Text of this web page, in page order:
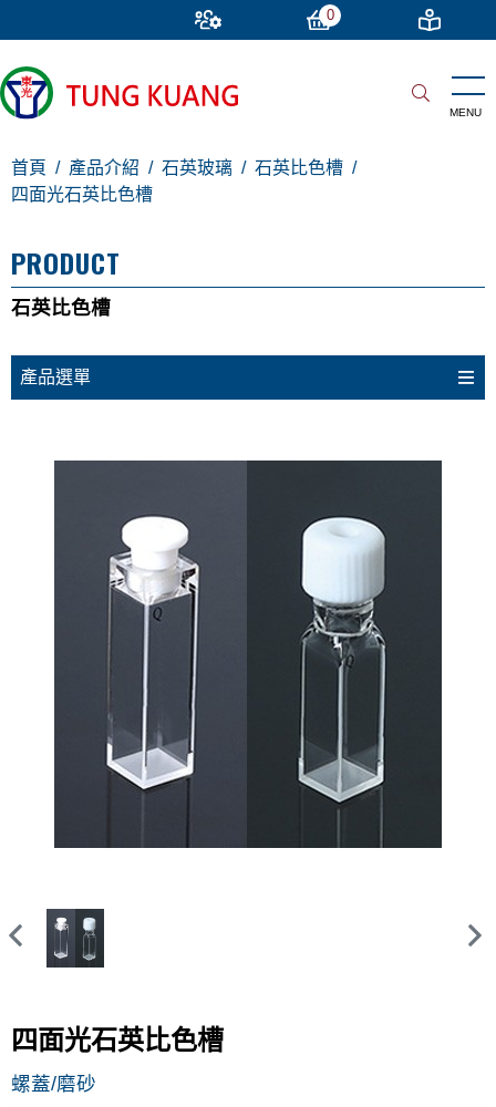
0
首頁 產品介紹 石英玻璃
石英比色槽
四面光石英比色槽
PRODUCT
石英比色槽
產品選單
四面光石英比色槽
螺蓋/磨砂